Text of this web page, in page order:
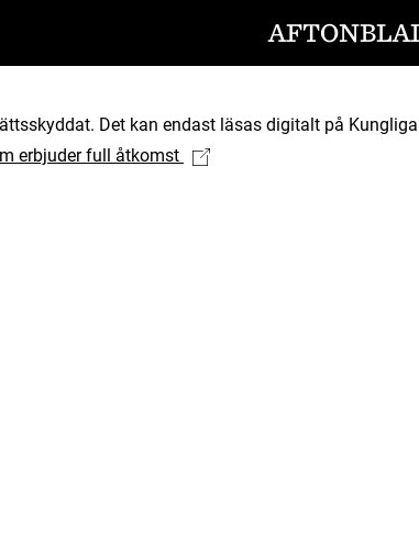
Det kan endast läsas digitalt på
erbjuder full åtkomst